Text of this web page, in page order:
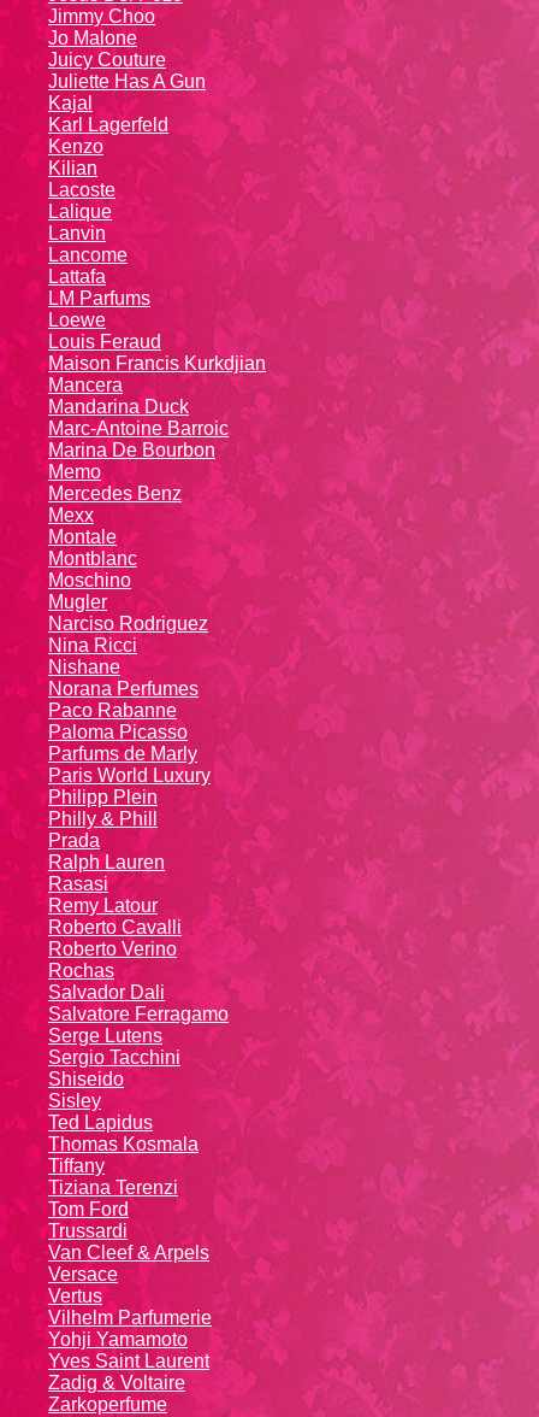
Jimmy Choo
Jo Malone
Juicy Couture
Juliette Has A Gun
Kajal
Karl Lagerfeld
Kenzo
Kiliаn
Lacoste
Lalique
Lanvin
Lanсоmе
Lattafa
LM Parfums
Loewe
Louis Feraud
Maison Francis Kurkdjian
Mancera
Mandarina Duck
Marc-Antoine Barroic
Marina De Bourbon
Memo
Mercedes Benz
Mexx
Montale
Montblanc
Moschino
Mugler
Narciso Rodriguez
Nina Ricci
Nishane
Norana Perfumes
Paco Rabanne
Paloma Picasso
Parfums de Marly
Paris World Luxury
Philipp Plein
Philly & Phill
Prada
Ralph Lauren
Rasasi
Remy Latour
Roberto Cavalli
Roberto Verino
Rochas
Salvador Dali
Salvatore Ferragamo
Serge Lutens
Sergio Tacchini
Shiseido
Sisley
Ted Lapidus
Thomas Kosmala
Tiffany
Tiziana Terenzi
Tom Ford
Trussardi
Van Cleef & Arpels
Versace
Vertus
Vilhelm Parfumerie
Yohji Yamamoto
Yvеs Sаint Lаurеnt
Zadig & Voltaire
Zarkoperfume